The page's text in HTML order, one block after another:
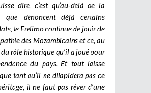
dire, c’est qu’au-delà de la
que dénoncent déjà certains
le Frelimo continue de jouir de
des Mozambicains et ce, au
du rôle historique qu’il a joué pour
du pays. Et tout laisse
tant qu’il ne dilapidera pas ce
il ne faut pas rêver d’une